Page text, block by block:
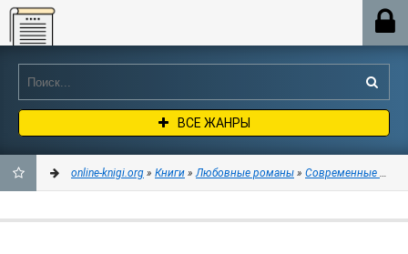
Online-knigi.org
ВСЕ ЖАНРЫ
online-knigi.org » Книги »Любовные романы » Современные